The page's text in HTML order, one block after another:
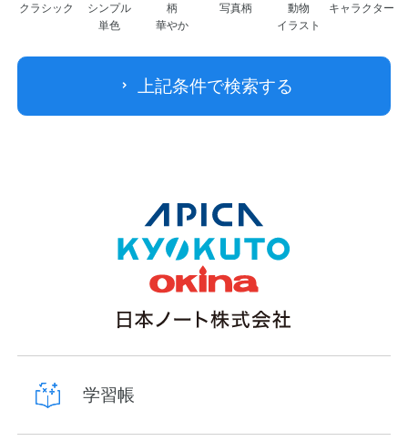
クラシック
シンプル
単色
柄
華やか
写真柄
動物
イラスト
キャラクター
上記条件で検索する
学習帳